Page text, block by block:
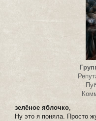
зелёное яблочко,
Ну это я поняла. Просто